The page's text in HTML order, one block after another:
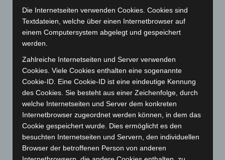
März 2023(174)
Februar 2023 (154)
Januar 2023
Dezember 2022
(130)
November 2022 (167)
Oktober 2022(166)
September 2022(205)
August 2022(166)
Juli 2022 (133)
Juni 2022(167)
Die Internetseiten verwenden Cookies. Cookies sind
Textdateien, welche über einen Internetbrowser auf
einem Computersystem abgelegt und gespeichert
werden.
Zahlreiche Internetseiten und Server verwenden
Cookies. Viele Cookies enthalten eine sogenannte
Cookie-ID. Eine Cookie-ID ist eine eindeutige Kennung
des Cookies. Sie besteht aus einer Zeichenfolge, durch
welche Internetseiten und Server dem konkreten
Internetbrowser zugeordnet werden können, in dem das
Cookie gespeichert wurde. Dies ermöglicht es den
besuchten Internetseiten und Servern, den individuellen
Browser der betroffenen Person von anderen